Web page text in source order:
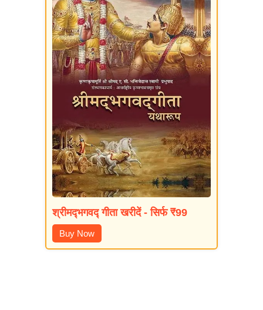
श्रीमद्‍भगवद्‍ गीता खरीदें - सिर्फ ₹99
Buy Now